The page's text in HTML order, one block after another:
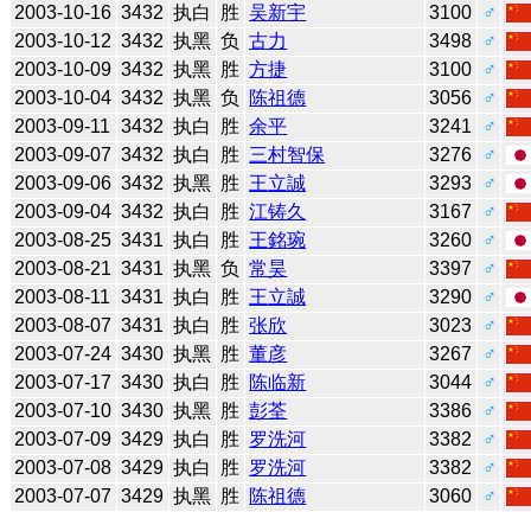
2003-10-16 3432 执白 胜 吴新宇 3100
♂
2003-10-12 3432 执黑 负 古力 3498
♂
2003-10-09 3432 执黑 胜 方捷 3100
♂
2003-10-04 3432 执黑 负 陈祖德 3056
♂
2003-09-11 3432 执白 胜 余平 3241
♂
2003-09-07 3432 执白 胜 三村智保 3276
♂
2003-09-06 3432 执黑 胜 王立誠 3293
♂
2003-09-04 3432 执白 胜 江铸久 3167
♂
2003-08-25 3431 执白 胜 王銘琬 3260
♂
2003-08-21 3431 执黑 负 常昊 3397
♂
2003-08-11 3431 执白 胜 王立誠 3290
♂
2003-08-07 3431 执白 胜 张欣 3023
♂
2003-07-24 3430 执黑 胜 董彦 3267
♂
2003-07-17 3430 执白 胜 陈临新 3044
♂
2003-07-10 3430 执黑 胜 彭荃 3386
♂
2003-07-09 3429 执白 胜 罗洗河 3382
♂
2003-07-08 3429 执白 胜 罗洗河 3382
♂
2003-07-07 3429 执黑 胜 陈祖德 3060
♂